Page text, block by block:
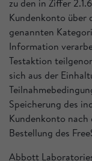
zu den in Ziffer
Kundenkonto über
genannten
Information
Testaktion
sich aus der
Speicherung des
Kundenkonto
Bestellung des
Abbott